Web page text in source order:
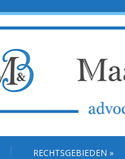
RECHTSGEBIEDEN »